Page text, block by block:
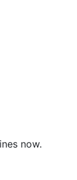
now.